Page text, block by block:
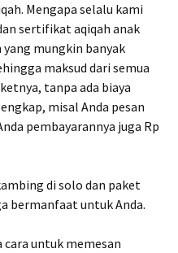
Mengapa selalu kami
sertifikat aqiqah anak
yang mungkin banyak
maksud dari semua
tanpa ada biaya
misal Anda pesan
pembayarannya juga Rp
di solo dan paket
bermanfaat untuk Anda.
cara untuk memesan